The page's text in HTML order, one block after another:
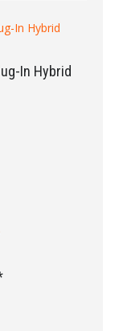
In Hybrid